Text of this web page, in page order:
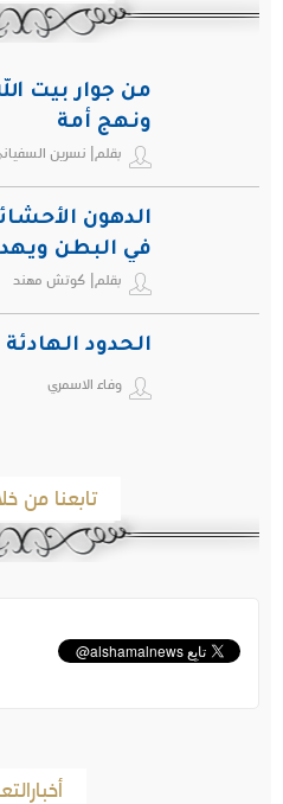
من جوار بيت
ونهج أمة
بقلم| نسرين
الدهون
في البطن
بقلم| كوتش مهند
الحدود الهادئة
وفاء الاسمري
تابعنا من